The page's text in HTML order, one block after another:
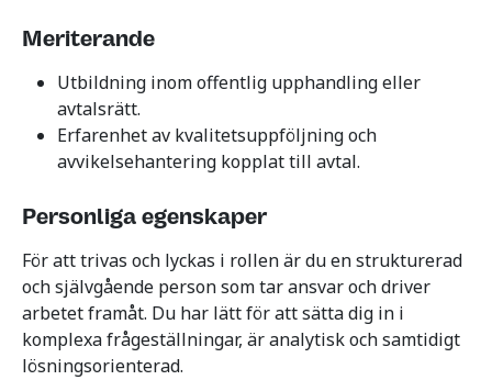
Meriterande
Utbildning inom offentlig upphandling eller
avtalsrätt.
Erfarenhet av kvalitetsuppföljning och
avvikelsehantering kopplat till avtal.
Personliga egenskaper
För att trivas och lyckas i rollen är du en strukturerad
och självgående person som tar ansvar och driver
arbetet framåt. Du har lätt för att sätta dig in i
komplexa frågeställningar, är analytisk och samtidigt
lösningsorienterad.